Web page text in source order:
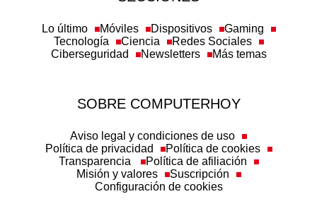
Aviso legal y condiciones de uso
Misión y valores
Suscripción
Configuración de cookies